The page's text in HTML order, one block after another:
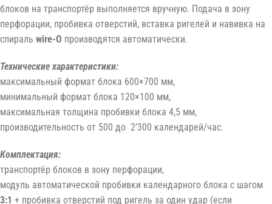
блоков на транспортёр выполняется вручную. Подача в зону
перфорации, пробивка отверстий, вставка ригелей и навивка на
спираль wire-O производятся автоматически.
Технические характеристики:
максимальный формат блока 600×700 мм,
минимальный формат блока 120×100 мм,
максимальная толщина пробивки блока 4,5 мм,
производительность от 500 до 2’300 календарей/час.
Комплектация:
транспортёр блоков в зону перфорации,
модуль автоматической пробивки календарного блока с шагом
3:1 + пробивка отверстий под ригель за один удар (если